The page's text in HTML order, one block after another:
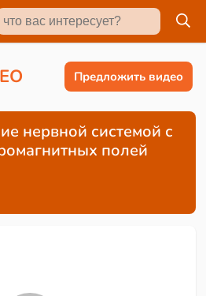
EO Предложить видео
нервной системой с
полей